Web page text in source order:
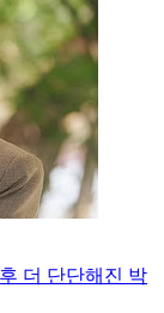
더 단단해진 박